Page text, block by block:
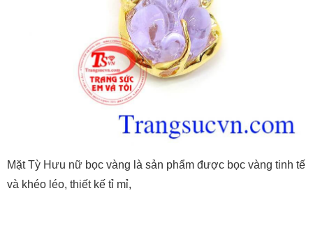
Mặt Tỳ Hưu nữ bọc vàng là sản phẩm được bọc vàng tinh tế
và khéo léo, thiết kế tỉ mỉ,